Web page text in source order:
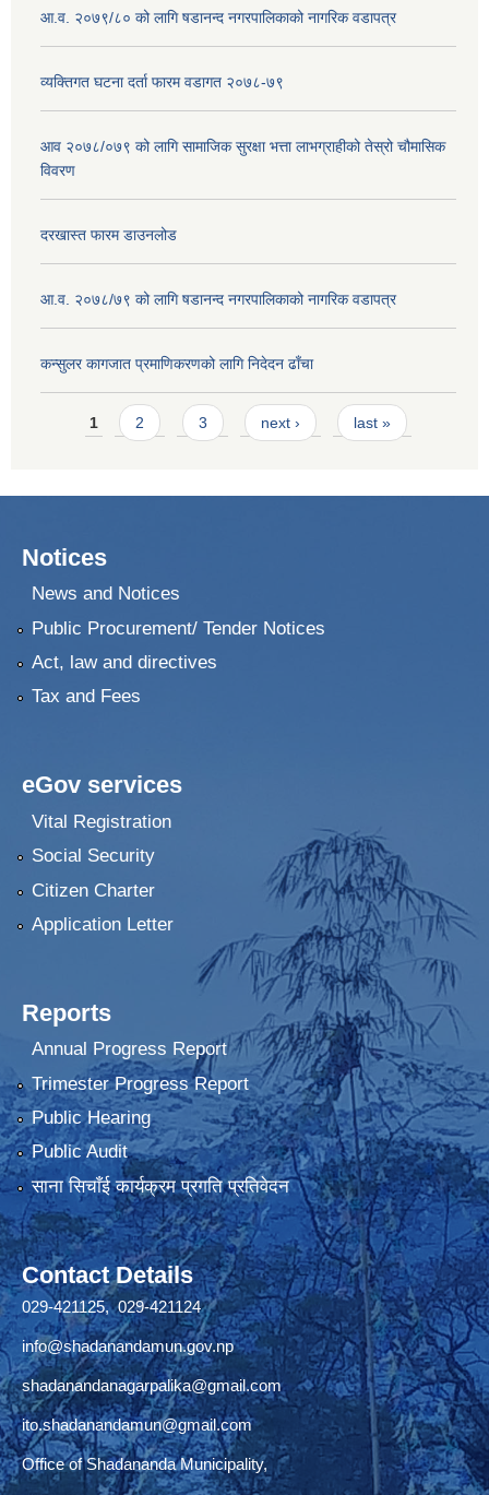
आ.व. २०७९/८० को लागि षडानन्द नगरपालिकाको नागरिक वडापत्र
व्यक्तिगत घटना दर्ता फारम वडागत २०७८-७९
आव २०७८/०७९ को लागि सामाजिक सुरक्षा भत्ता लाभग्राहीको तेस्रो चौमासिक
विवरण
दरखास्त फारम डाउनलोड
आ.व. २०७८/७९ को लागि षडानन्द नगरपालिकाको नागरिक वडापत्र
कन्सुलर कागजात प्रमाणिकरणको लागि निदेदन ढाँचा
Pages
1 2 3 next › last »
Notices
News and Notices
Public Procurement/ Tender Notices
Act, law and directives
Tax and Fees
eGov services
Vital Registration
Social Security
Citizen Charter
Application Letter
Reports
Annual Progress Report
Trimester Progress Report
Public Hearing
Public Audit
साना सिचाँई कार्यक्रम प्रगति प्रतिवेदन
Contact Details
029-421125, 029-421124
info@shadanandamun.gov.np
shadanandanagarpalika@gmail.com
ito.shadanandamun@gmail.com
Office of Shadananda Municipality,